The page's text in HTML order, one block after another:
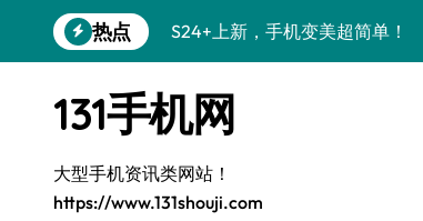
到
热点
S24+上新，手机变美超简单！
A56 5G新机登场，颜值性能都在
三星S26上手必学的个性化美化
S25美化攻略：小白秒变酷炫高手
131手机网
大型手机资讯类网站！
https://www.131shouji.com